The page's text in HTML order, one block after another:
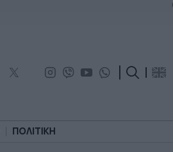
ΠΟΛΙΤΙΚΗ